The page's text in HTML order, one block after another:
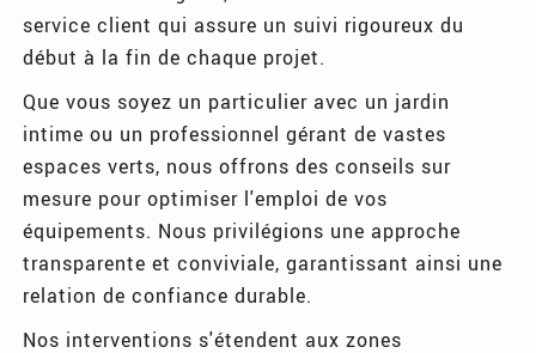
service client qui assure un suivi rigoureux du
début à la fin de chaque projet.
Que vous soyez un particulier avec un jardin
intime ou un professionnel gérant de vastes
espaces verts, nous offrons des conseils sur
mesure pour optimiser l'emploi de vos
équipements. Nous privilégions une approche
transparente et conviviale, garantissant ainsi une
relation de confiance durable.
Nos interventions s'étendent aux zones